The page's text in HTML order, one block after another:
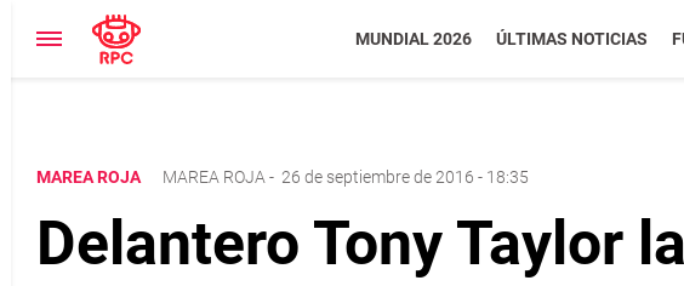
MUNDIAL 2026 ÚLTIMAS NOTICIAS
MAREA ROJA MAREA ROJA - 26 de septiembre de 2016 - 18:35
Delantero Tony Taylor